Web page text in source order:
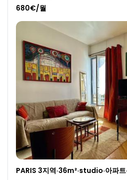
680€/월
PARIS 3지역·36m²·studio·아파트